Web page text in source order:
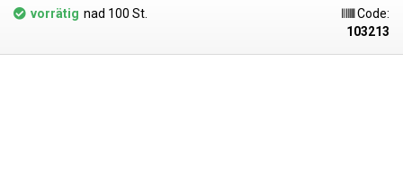
Reduzierstück. Vergewissern Sie sich vor dem Einsatz des
Reduzierstücks, dass die angeschlossenen Geräte mit 230V/50Hz
Schraube und Bohrung geliefert.
vorrätig nad 100 St.
Code:
103213